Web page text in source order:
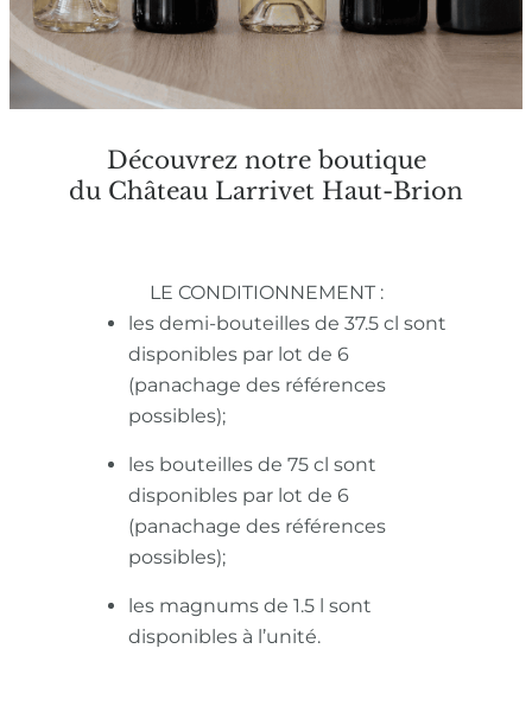
Découvrez notre boutique
du Château Larrivet Haut-Brion
LE CONDITIONNEMENT :
les demi-bouteilles de 37.5 cl sont
disponibles par lot de 6
(panachage des références
possibles);
les bouteilles de 75 cl sont
disponibles par lot de 6
(panachage des références
possibles);
les magnums de 1.5 l sont
disponibles à l’unité.